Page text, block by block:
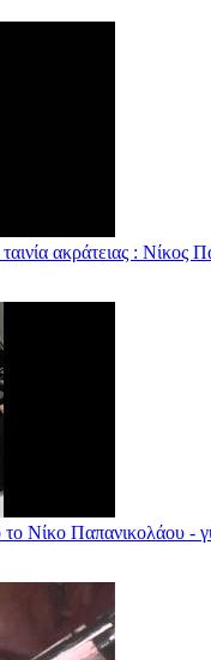
ακράτειας : Νίκος
Νίκο Παπανικολάου -